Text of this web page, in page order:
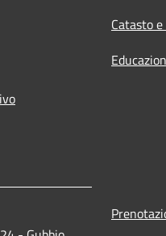
Catasto